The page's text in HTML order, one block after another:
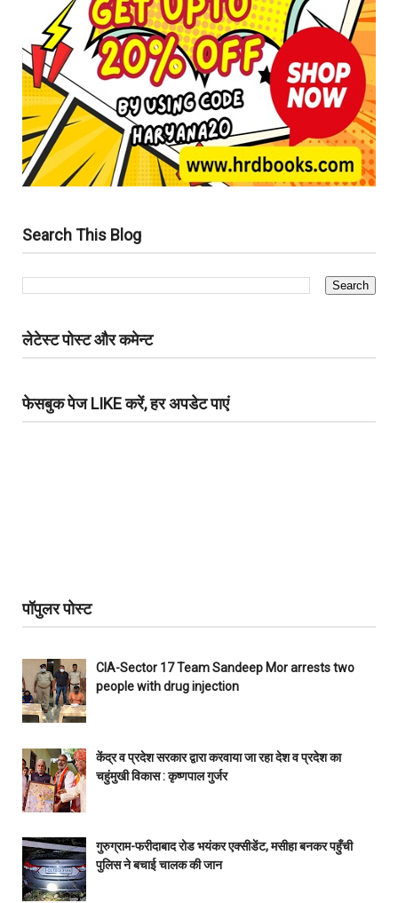
Search This Blog
लेटेस्ट पोस्ट और कमेन्ट
फेसबुक पेज LIKE करें, हर अपडेट पाएं
पॉपुलर पोस्ट
CIA-Sector 17 Team Sandeep Mor arrests two
people with drug injection
केंद्र व प्रदेश सरकार द्वारा करवाया जा रहा देश व प्रदेश का
चहुंमुखी विकास : कृष्णपाल गुर्जर
गुरुग्राम-फरीदाबाद रोड भयंकर एक्सीडेंट, मसीहा बनकर पहुँची
पुलिस ने बचाई चालक की जान